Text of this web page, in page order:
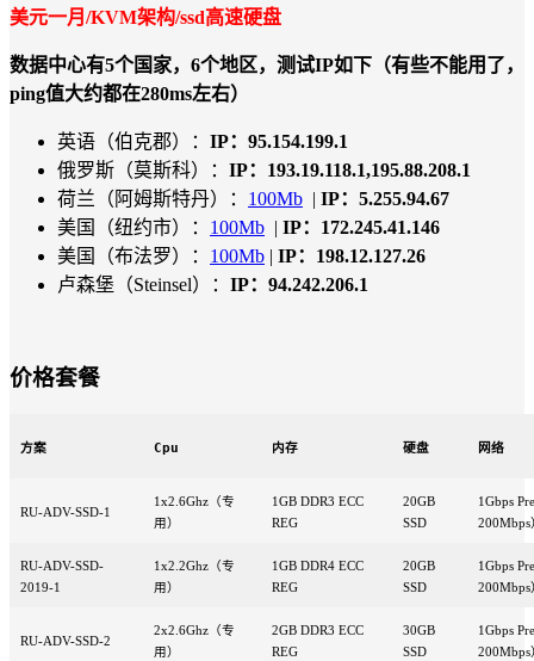
美元一月/KVM架构/ssd高速硬盘
数据中心有5个国家，6个地区，测试IP如下（有些不能用了，
ping值大约都在280ms左右）
英语（伯克郡）： IP：95.154.199.1
俄罗斯（莫斯科）： IP：193.19.118.1,195.88.208.1
荷兰（阿姆斯特丹）： 100Mb | IP：5.255.94.67
美国（纽约市）： 100Mb | IP：172.245.41.146
美国（布法罗）： 100Mb | IP：198.12.127.26
卢森堡（Steinsel）： IP：94.242.206.1
价格套餐
方案 Cpu 内存 硬盘 网络
RU-ADV-SSD-1
1x2.6Ghz（专
用）
1GB DDR3 ECC
REG
20GB
SSD
1Gbps
200Mbps
RU-ADV-SSD-
2019-1
1x2.2Ghz（专
用）
1GB DDR4 ECC
REG
20GB
SSD
1Gbps
200Mbps
RU-ADV-SSD-2
2x2.6Ghz（专
用）
2GB DDR3 ECC
REG
30GB
SSD
1Gbps
200Mbps